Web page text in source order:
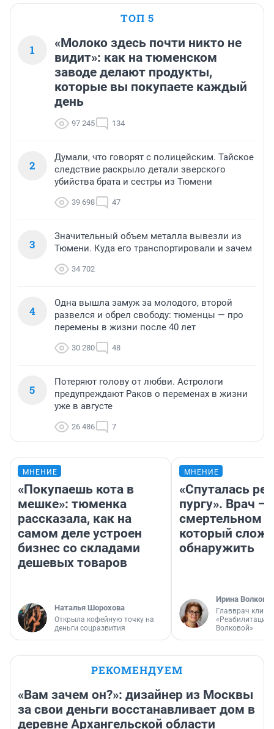
ТОП 5
1
«Молоко здесь почти никто не
видит»: как на тюменском
заводе делают продукты,
которые вы покупаете каждый
день
97 245 134
2
Думали, что говорят с полицейским. Тайское
следствие раскрыло детали зверского
убийства брата и сестры из Тюмени
39 698 47
3
Значительный объем металла вывезли из
Тюмени. Куда его транспортировали и зачем
34 702
4
Одна вышла замуж за молодого, второй
развелся и обрел свободу: тюменцы — про
перемены в жизни после 40 лет
30 280 48
5
Потеряют голову от любви. Астрологи
предупреждают Раков о переменах в жизни
уже в августе
26 486 7
МНЕНИЕ
«Покупаешь кота в
мешке»: тюменка
рассказала, как на
самом деле устроен
бизнес со складами
дешевых товаров
Наталья Шорохова
Открыла кофейную точку на
деньги соцразвития
МНЕНИЕ
«Спуталась
пургу». Врач —
смертельном
который
обнаружить
Ирина Волкова
Главврач
«Реабилитация
Волковой»
РЕКОМЕНДУЕМ
«Вам зачем он?»: дизайнер из Москвы
за свои деньги восстанавливает дом в
деревне Архангельской области